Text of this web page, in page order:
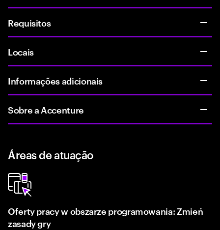
Requisitos
Locais
Informações adicionais
Sobre a Accenture
Áreas de atuação
Oferty pracy w obszarze programowania: Zmień
zasady gry